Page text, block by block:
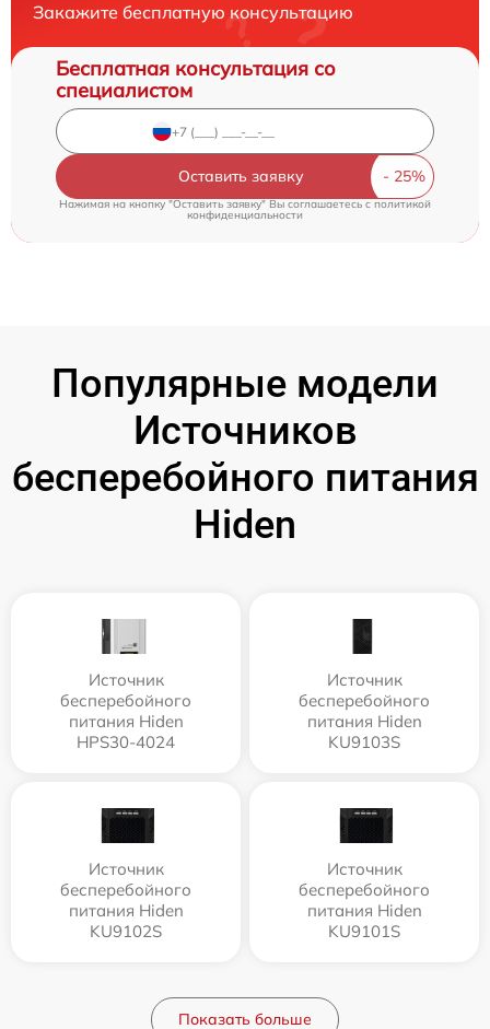
Закажите бесплатную консультацию
Бесплатная консультация со
специалистом
Оставить заявку
Нажимая на кнопку "Оставить заявку" Вы соглашаетесь c политикой
конфиденциальности
Популярные модели
Источников
бесперебойного питания
Hiden
Источник
бесперебойного
питания Hiden
HPS30-4024
Источник
бесперебойного
питания Hiden
KU9103S
Источник
бесперебойного
питания Hiden
KU9102S
Источник
бесперебойного
питания Hiden
KU9101S
Показать больше